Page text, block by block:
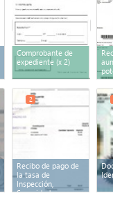
Comprobante de
expediente (x 2)
Recibo de pago de
la tasa de
Inspección,
Seguridad e
2